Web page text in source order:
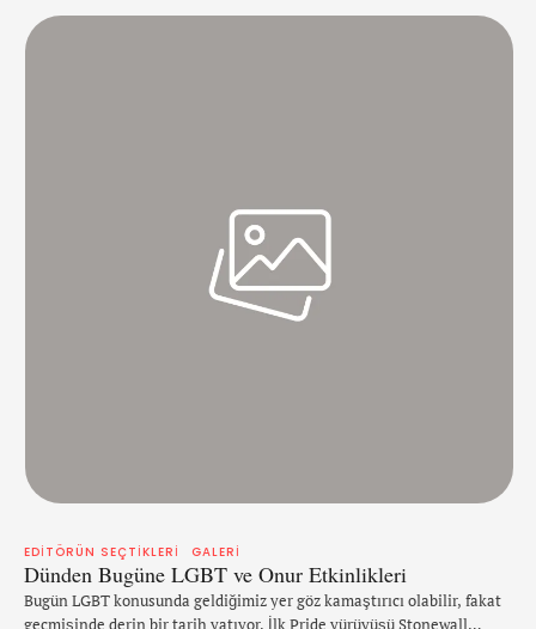
şekilde bulunan iki iskeletin cinsiyeti, bugüne kadar ‘âşık kadın ve
erkek’ hikâyesi yazanları ters köşeye düşürmüş olabilir. İskeletler
EDITÖRÜN SEÇTIKLERI GALERI
Dünden Bugüne LGBT ve Onur Etkinlikleri
Bugün LGBT konusunda geldiğimiz yer göz kamaştırıcı olabilir, fakat
geçmişinde derin bir tarih yatıyor. İlk Pride yürüyüşü Stonewall